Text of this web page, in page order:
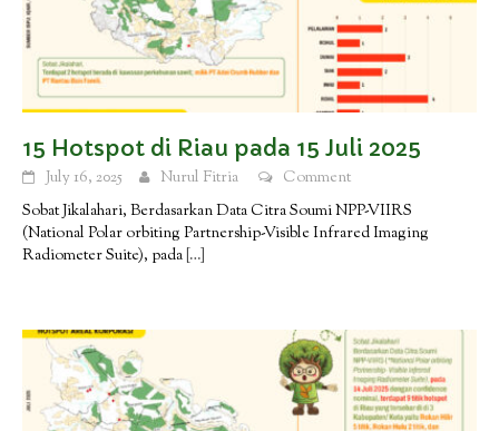
15 Hotspot di Riau pada 15 Juli 2025
July 16, 2025 Nurul Fitria
Comment
Sobat Jikalahari, Berdasarkan Data Citra Soumi NPP-VIIRS
(National Polar orbiting Partnership-Visible Infrared Imaging
Radiometer Suite), pada […]